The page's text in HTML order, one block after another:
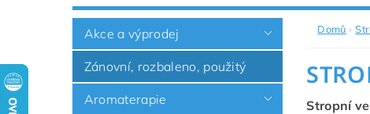
Akce a výprodej
Zánovní, rozbaleno, použitý
Aromaterapie
Domů
Stropní